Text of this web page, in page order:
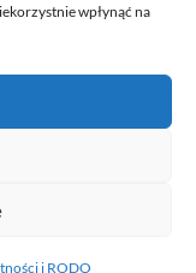
wpłynąć na
i RODO
moda, zdrowie)
(EU)